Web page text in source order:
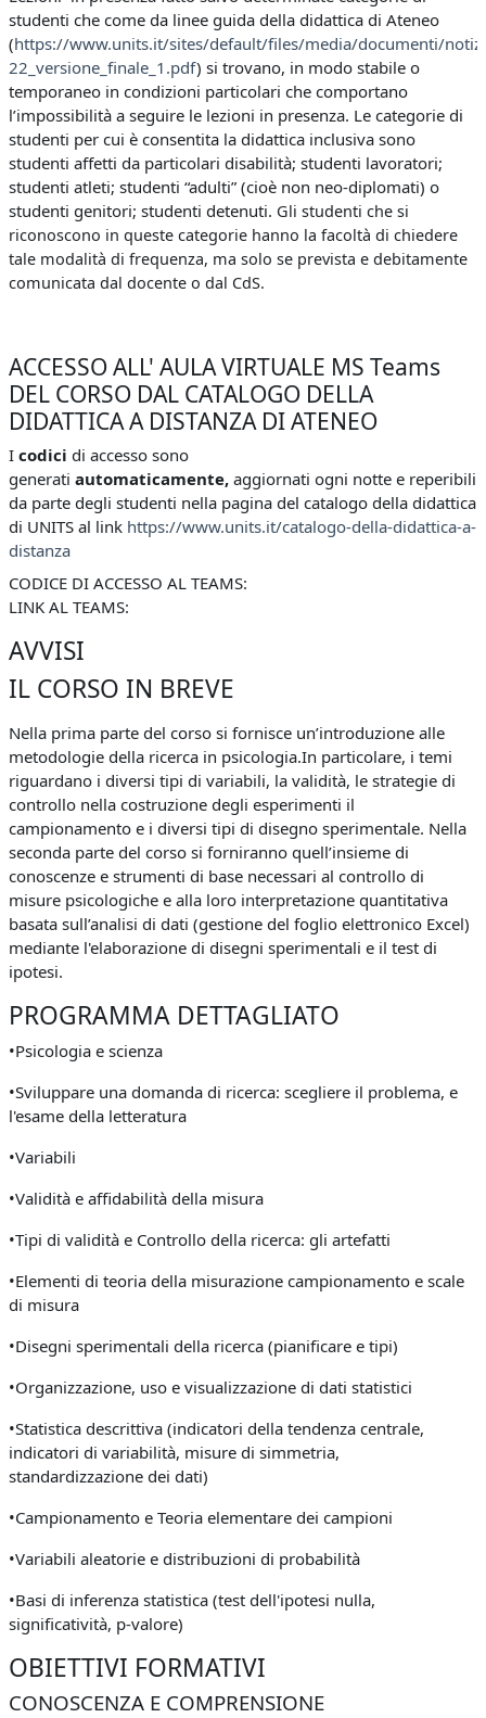
studenti che come da linee guida della didattica di Ateneo
(https://www.units.it/sites/default/files/media/documenti/
22_versione_finale_1.pdf) si trovano, in modo stabile o
temporaneo in condizioni particolari che comportano
l’impossibilità a seguire le lezioni in presenza. Le categorie di
studenti per cui è consentita la didattica inclusiva sono
studenti affetti da particolari disabilità; studenti lavoratori;
studenti atleti; studenti “adulti” (cioè non neo-diplomati) o
studenti genitori; studenti detenuti. Gli studenti che si
riconoscono in queste categorie hanno la facoltà di chiedere
tale modalità di frequenza, ma solo se prevista e debitamente
comunicata dal docente o dal CdS.
ACCESSO ALL' AULA VIRTUALE MS Teams
DEL CORSO DAL CATALOGO DELLA
DIDATTICA A DISTANZA DI ATENEO
I codici di accesso sono
generati automaticamente, aggiornati ogni notte e reperibili
da parte degli studenti nella pagina del catalogo della didattica
di UNITS al link https://www.units.it/catalogo-della-didattica-a-
distanza
CODICE DI ACCESSO AL TEAMS:
LINK AL TEAMS:
AVVISI
IL CORSO IN BREVE
Nella prima parte del corso si fornisce un’introduzione alle
metodologie della ricerca in psicologia.In particolare, i temi
riguardano i diversi tipi di variabili, la validità, le strategie di
controllo nella costruzione degli esperimenti il
campionamento e i diversi tipi di disegno sperimentale. Nella
seconda parte del corso si forniranno quell’insieme di
conoscenze e strumenti di base necessari al controllo di
misure psicologiche e alla loro interpretazione quantitativa
basata sull’analisi di dati (gestione del foglio elettronico Excel)
mediante l'elaborazione di disegni sperimentali e il test di
ipotesi.
PROGRAMMA DETTAGLIATO
•Psicologia e scienza
•Sviluppare una domanda di ricerca: scegliere il problema, e
l'esame della letteratura
•Variabili
•Validità e affidabilità della misura
•Tipi di validità e Controllo della ricerca: gli artefatti
•Elementi di teoria della misurazione campionamento e scale
di misura
•Disegni sperimentali della ricerca (pianificare e tipi)
•Organizzazione, uso e visualizzazione di dati statistici
•Statistica descrittiva (indicatori della tendenza centrale,
indicatori di variabilità, misure di simmetria,
standardizzazione dei dati)
•Campionamento e Teoria elementare dei campioni
•Variabili aleatorie e distribuzioni di probabilità
•Basi di inferenza statistica (test dell'ipotesi nulla,
significatività, p-valore)
OBIETTIVI FORMATIVI
CONOSCENZA E COMPRENSIONE